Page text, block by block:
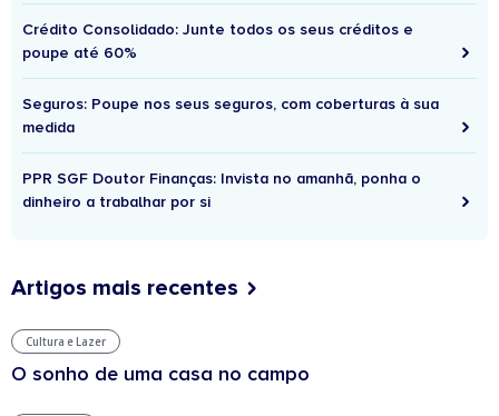
Crédito Consolidado: Junte todos os seus créditos e
poupe até 60%
Seguros: Poupe nos seus seguros, com coberturas à sua
medida
PPR SGF Doutor Finanças: Invista no amanhã, ponha o
dinheiro a trabalhar por si
Artigos mais recentes
Cultura e Lazer
O sonho de uma casa no campo